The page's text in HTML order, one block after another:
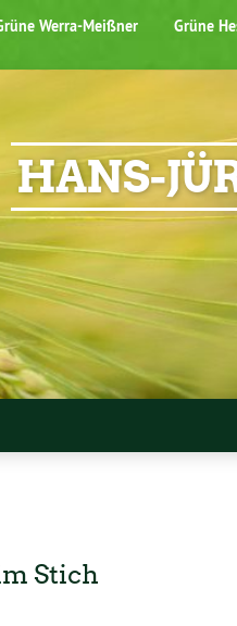
Werra-Meißner Grüne
HANS-
Stich